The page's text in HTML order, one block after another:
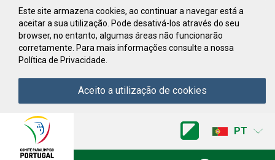
Saltar para conteúdo
Este site armazena cookies, ao continuar a navegar está a
aceitar a sua utilização. Pode desativá-los através do seu
browser, no entanto, algumas áreas não funcionarão
corretamente. Para mais informações consulte a nossa
Política de Privacidade.
Aceito a utilização de cookies
Comite
Paralimpico
PT